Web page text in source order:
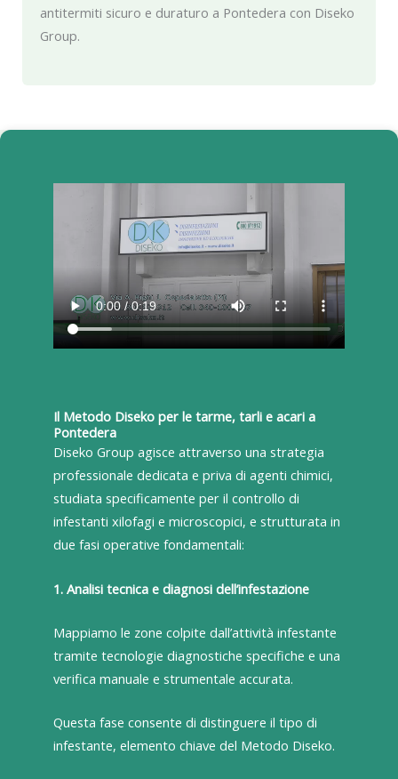
antitermiti sicuro e duraturo a Pontedera con Diseko
Group.
Il Metodo Diseko per le tarme, tarli e acari a
Pontedera
Diseko Group agisce attraverso una strategia
professionale dedicata e priva di agenti chimici,
studiata specificamente per il controllo di
infestanti xilofagi e microscopici, e strutturata in
due fasi operative fondamentali:
1. Analisi tecnica e diagnosi dell’infestazione
Mappiamo le zone colpite dall’attività infestante
tramite tecnologie diagnostiche specifiche e una
verifica manuale e strumentale accurata.
Questa fase consente di distinguere il tipo di
infestante, elemento chiave del Metodo Diseko.